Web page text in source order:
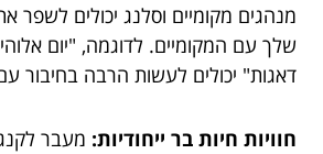
מנהגים מקומיים וסלנג יכולים לשפר
שלך עם המקומיים. לדוגמה, "יום
דאגות" יכולים לעשות הרבה בחיבור
חוויות חיות בר ייחודיות: מעבר